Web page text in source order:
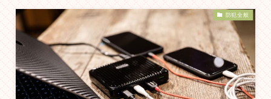
防犯全般